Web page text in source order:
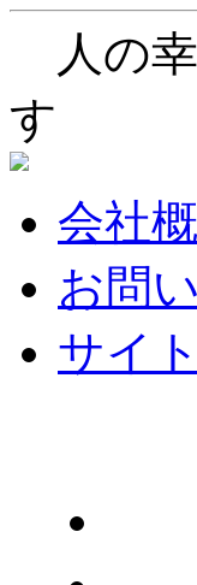
人の幸
す
会社
お問
サイ